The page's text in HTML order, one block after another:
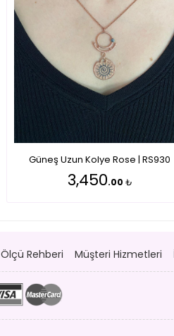
Güneş Uzun Kolye Rose | RS930
3,450.00 ₺
Ölçü Rehberi Müşteri Hizmetleri